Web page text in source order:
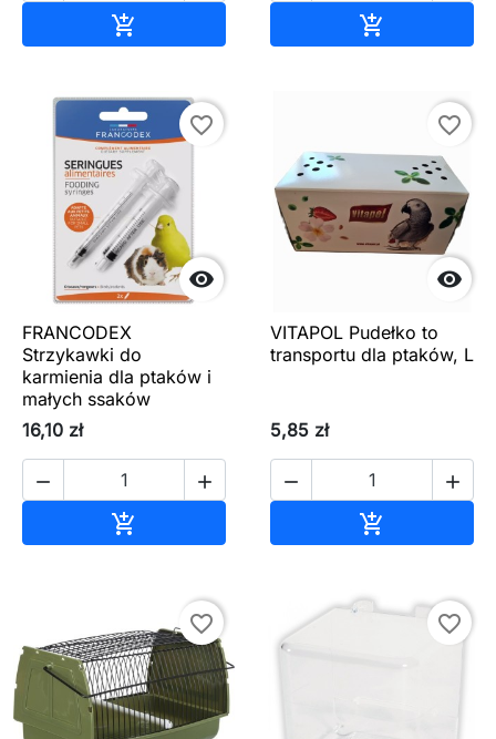
 

favorite_border
FRANCODEX
Strzykawki do
karmienia dla ptaków i
małych ssaków
16,10 zł
 


favorite_border
VITAPOL Pudełko to
transportu dla ptaków, L
5,85 zł
 

favorite_border favorite_border